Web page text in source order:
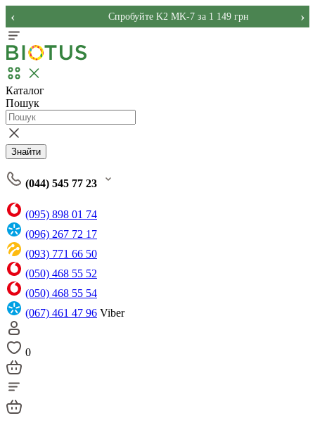
Спробуйте K2 MK-7 за 1 149 грн
‹ ›
Каталог
Пошук
Знайти
(044) 545 77 23
(095) 898 01 74
(096) 267 72 17
(093) 771 66 50
(050) 468 55 52
(050) 468 55 54
(067) 461 47 96 Viber
0